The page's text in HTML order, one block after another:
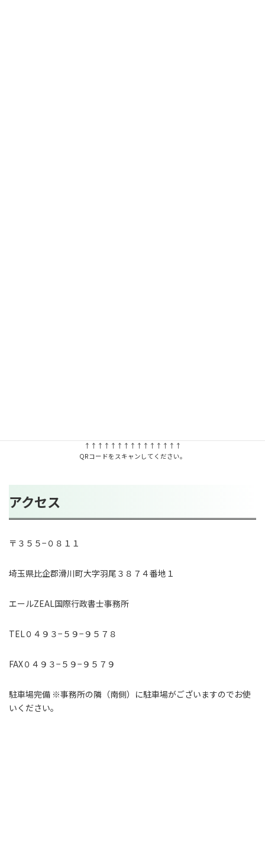
↑↑↑↑↑↑↑↑↑↑↑↑↑↑↑
QRコードをスキャンしてください。
アクセス
〒３５５−０８１１
埼玉県比企郡滑川町大字羽尾３８７４番地１
エールZEAL国際行政書士事務所
TEL０４９３−５９−９５７８
FAX０４９３−５９−９５７９
駐車場完備 ※事務所の隣（南側）に駐車場がございますのでお使
いください。